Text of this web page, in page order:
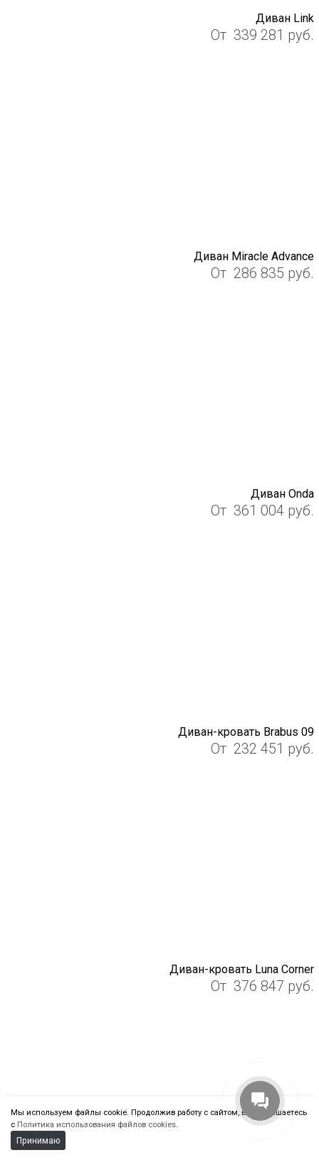
Диван Link
От 339 281 руб.
Диван Miracle Advance
От 286 835 руб.
Диван Onda
От 361 004 руб.
Диван-кровать Brabus 09
От 232 451 руб.
Диван-кровать Luna Corner
От 376 847 руб.
Мы используем файлы cookie. Продолжив работу с сайтом, вы соглашаетесь
с Политика использования файлов cookies.
Принимаю